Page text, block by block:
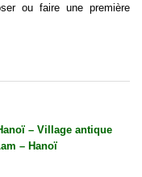
ou faire une première
– Village antique
– Hanoï